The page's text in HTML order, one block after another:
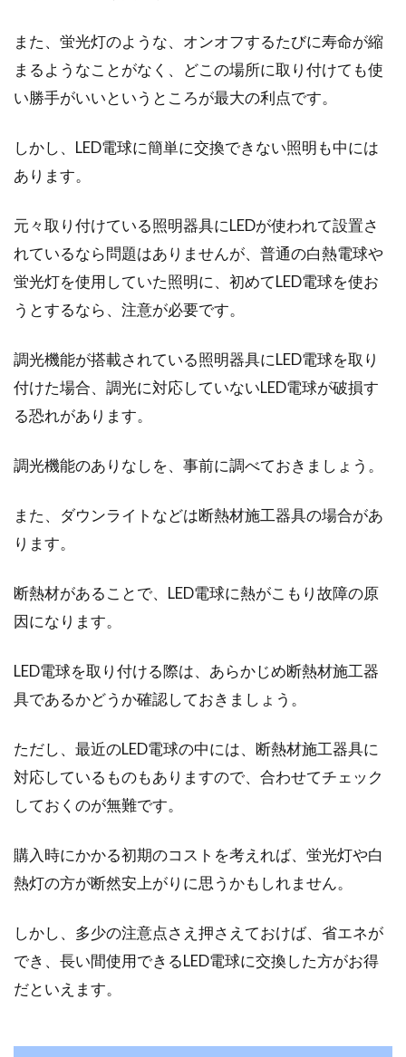
また、蛍光灯のような、オンオフするたびに寿命が縮
まるようなことがなく、どこの場所に取り付けても使
い勝手がいいというところが最大の利点です。
しかし、LED電球に簡単に交換できない照明も中には
あります。
元々取り付けている照明器具にLEDが使われて設置さ
れているなら問題はありませんが、普通の白熱電球や
蛍光灯を使用していた照明に、初めてLED電球を使お
うとするなら、注意が必要です。
調光機能が搭載されている照明器具にLED電球を取り
付けた場合、調光に対応していないLED電球が破損す
る恐れがあります。
調光機能のありなしを、事前に調べておきましょう。
また、ダウンライトなどは断熱材施工器具の場合があ
ります。
断熱材があることで、LED電球に熱がこもり故障の原
因になります。
LED電球を取り付ける際は、あらかじめ断熱材施工器
具であるかどうか確認しておきましょう。
ただし、最近のLED電球の中には、断熱材施工器具に
対応しているものもありますので、合わせてチェック
しておくのが無難です。
購入時にかかる初期のコストを考えれば、蛍光灯や白
熱灯の方が断然安上がりに思うかもしれません。
しかし、多少の注意点さえ押さえておけば、省エネが
でき、長い間使用できるLED電球に交換した方がお得
だといえます。